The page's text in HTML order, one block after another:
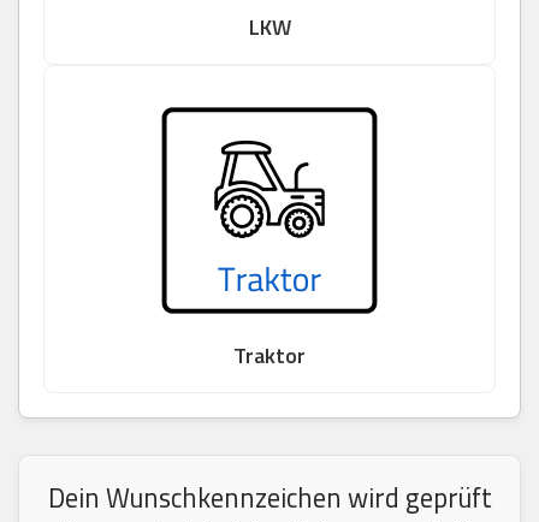
LKW
Traktor
Dein Wunschkennzeichen wird geprüft